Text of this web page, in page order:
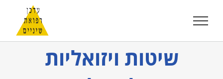
לתוכן
שיטות ויזואליות